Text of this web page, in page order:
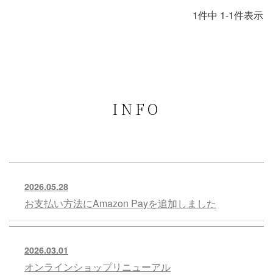
1件中 1-1件表示
INFO
2026.05.28
お支払い方法にAmazon Payを追加しました
2026.03.01
オンラインショップリニューアル